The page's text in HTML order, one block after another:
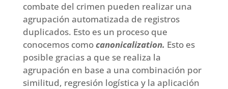
combate del crimen pueden realizar una
agrupación automatizada de registros
duplicados. Esto es un proceso que
conocemos comocanonicalization. Esto es
posible gracias a que se realiza la
agrupación en base a una combinación por
similitud, regresión logística y la aplicación